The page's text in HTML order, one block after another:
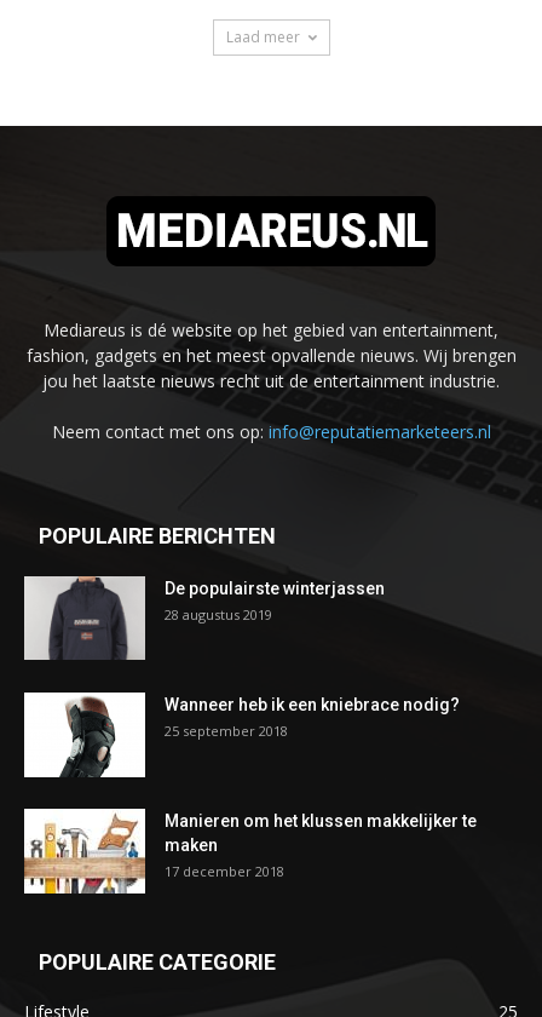
Laad meer
Mediareus is dé website op het gebied van entertainment,
fashion, gadgets en het meest opvallende nieuws. Wij brengen
jou het laatste nieuws recht uit de entertainment industrie.
Neem contact met ons op: info@reputatiemarketeers.nl
POPULAIRE BERICHTEN
De populairste winterjassen
28 augustus 2019
Wanneer heb ik een kniebrace nodig?
25 september 2018
Manieren om het klussen makkelijker te
maken
17 december 2018
POPULAIRE CATEGORIE
Lifestyle 25